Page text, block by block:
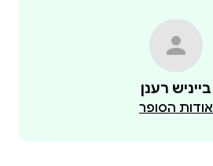
בייניש רענן
אודות הסופר